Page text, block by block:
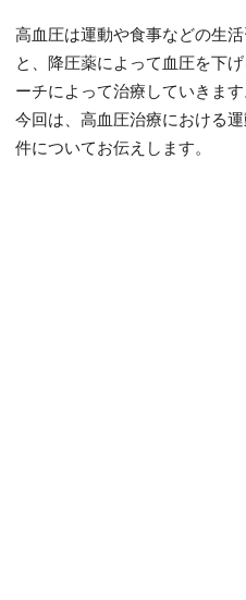
高血圧は運動や食事などの生
と、降圧薬によって血圧を下
ーチによって治療していきます
今回は、高血圧治療における
件についてお伝えします。